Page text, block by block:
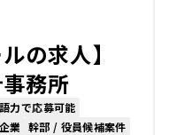
の求人】
務所
力で応募可能
業 幹部 / 役員候補案件